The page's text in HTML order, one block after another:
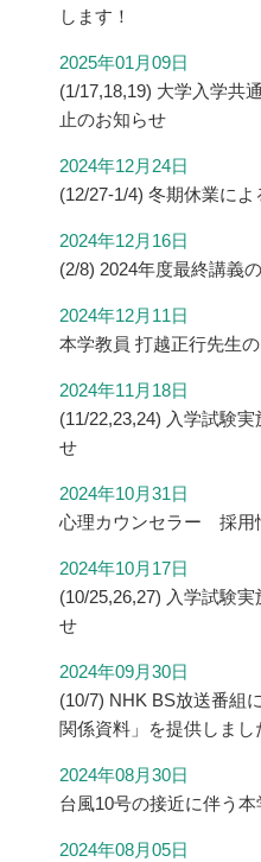
します！
2025年01月09日
(1/17,18,19) 大学入学共
止のお知らせ
2024年12月24日
(12/27-1/4) 冬期休業に
2024年12月16日
(2/8) 2024年度最終講義
2024年12月11日
本学教員 打越正行先生
2024年11月18日
(11/22,23,24) 入学試験
せ
2024年10月31日
心理カウンセラー 採用
2024年10月17日
(10/25,26,27) 入学試験
せ
2024年09月30日
(10/7) NHK BS放送番組
関係資料」を提供しまし
2024年08月30日
台風10号の接近に伴う
2024年08月05日